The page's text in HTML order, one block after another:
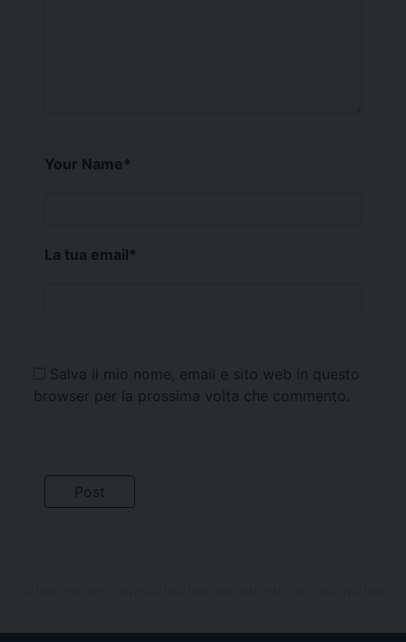
Your Name*
La tua email*
Salva il mio nome, email e sito web in questo
browser per la prossima volta che commento.